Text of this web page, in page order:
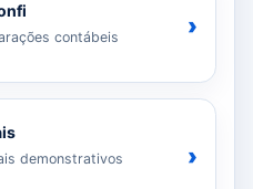
contábeis ›
demonstrativos
›